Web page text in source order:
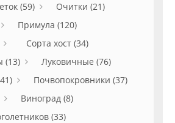
(59)
Очитки (21)
Примула (120)
Сорта хост (34)
(13)
Луковичные (76)
Почвопокровники (37)
Виноград (8)
(33)